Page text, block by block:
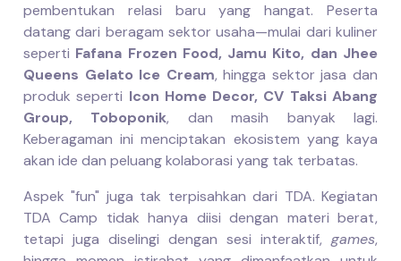
pembentukan relasi baru yang hangat. Peserta
datang dari beragam sektor usaha—mulai dari kuliner
seperti Fafana Frozen Food, Jamu Kito, dan Jhee
Queens Gelato Ice Cream, hingga sektor jasa dan
produk seperti Icon Home Decor, CV Taksi Abang
Group, Toboponik, dan masih banyak lagi.
Keberagaman ini menciptakan ekosistem yang kaya
akan ide dan peluang kolaborasi yang tak terbatas.
Aspek "fun" juga tak terpisahkan dari TDA. Kegiatan
TDA Camp tidak hanya diisi dengan materi berat,
tetapi juga diselingi dengan sesi interaktif, games,